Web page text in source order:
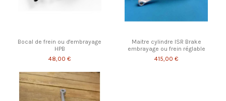
Bocal de frein ou d'embrayage
HPB
48,00 €
Maitre cylindre ISR Brake
embrayage ou frein réglable
415,00 €